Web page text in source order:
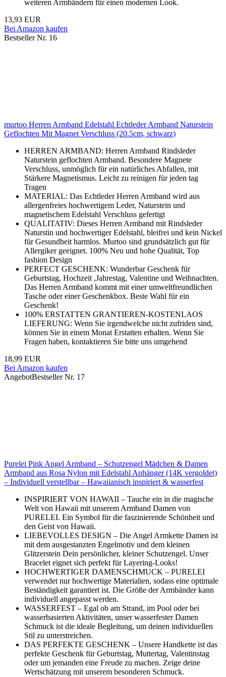
weiteren Armbändern für einen modernen Look.
13,93 EUR
Bei Amazon kaufen
Bestseller Nr. 16
murtoo Herren Armband Edelstahl Echtleder Armband Naturstein
Geflochten Mit Magnet Verschluss (20.5cm, schwarz)
HERREN ARMBAND: Herren Armband Rindsleder
Naturstein geflochten Armband. Besondere Magnete
Verschluss, unmöglich für ein natürliches Abfallen, mit
Stärkere Magnetismus. Leicht zu reinigen für jeden tag
Tragen
MATERIAL: Das Echtleder Herren Armband wird aus
allergenfreies hochwertigem Leder, Naturstein und
magnetischem Edelstahl Verschluss gefertigt
QUALITATIV: Dieses Herren Armband mit Rindsleder
Naturstin und hochwertiger Edelstahl, bleifrei und kein Nickel
für Gesundheit harmlos. Murtoo sind grundsätzlich gut für
Allergiker geeignet. 100% Neu und hohe Qualität, Top
fashion Design
PERFECT GESCHENK: Wunderbar Geschenk für
Geburtstag, Hochzeit ,Jahrestag, Valentine und Weihnachten.
Das Herren Armband kommt mit einer umweltfreundlichen
Tasche oder einer Geschenkbox. Beste Wahl für ein
Geschenk!
100% ERSTATTEN GRANTIEREN-KOSTENLAOS
LIEFERUNG: Wenn Sie irgendwelche nicht zufriden sind,
können Sie in einem Monat Erstatten erhalten. Wenn Sie
Fragen haben, kontaktieren Sie bitte uns umgehend
18,99 EUR
Bei Amazon kaufen
AngebotBestseller Nr. 17
Purelei Pink Angel Armband – Schutzengel Mädchen & Damen
Armband aus Rosa Nylon mit Edelstahl Anhänger (14K vergoldet)
– Individuell verstellbar – Hawaiianisch inspiriert & wasserfest
INSPIRIERT VON HAWAII – Tauche ein in die magische
Welt von Hawaii mit unserem Armband Damen von
PURELEI. Ein Symbol für die faszinierende Schönheit und
den Geist von Hawaii.
LIEBEVOLLES DESIGN – Die Angel Armkette Damen ist
mit dem ausgestanzten Engelmotiv und dem kleinen
Glitzerstein Dein persönlicher, kleiner Schutzengel. Unser
Bracelet eignet sich perfekt für Layering-Looks!
HOCHWERTIGER DAMENSCHMUCK – PURELEI
verwendet nur hochwertige Materialien, sodass eine optimale
Beständigkeit garantiert ist. Die Größe der Armbänder kann
individuell angepasst werden.
WASSERFEST – Egal ob am Strand, im Pool oder bei
wasserbasierten Aktivitäten, unser wasserfester Damen
Schmuck ist die ideale Begleitung, um deinen individuellen
Stil zu unterstreichen.
DAS PERFEKTE GESCHENK – Unsere Handkette ist das
perfekte Geschenk für Geburtstag, Muttertag, Valentinstag
oder um jemanden eine Freude zu machen. Zeige deine
Wertschätzung mit unserem besonderen Schmuck.